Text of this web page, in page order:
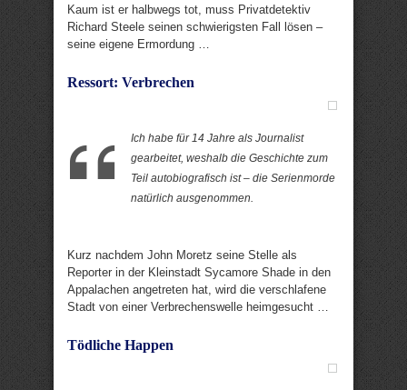
Kaum ist er halbwegs tot, muss Privatdetektiv
Richard Steele seinen schwierigsten Fall lösen –
seine eigene Ermordung …
Ressort: Verbrechen
Ich habe für 14 Jahre als Journalist
gearbeitet, weshalb die Geschichte zum
Teil autobiografisch ist – die Serienmorde
natürlich ausgenommen.
Kurz nachdem John Moretz seine Stelle als
Reporter in der Kleinstadt Sycamore Shade in den
Appalachen angetreten hat, wird die verschlafene
Stadt von einer Verbrechenswelle heimgesucht …
Tödliche Happen